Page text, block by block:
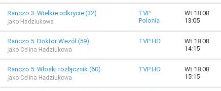
Ranczo 3: Wielkie odkrycie (32)
jako Hadziukowa
TVP
Polonia
Wt 18.08
13:05
Ranczo 5: Doktor Wezół (59)
jako Celina Hadziukowa
TVP HD
Wt 18.08
14:15
Ranczo 5: Włoski rozłącznik (60)
jako Celina Hadziukowa
TVP HD
Wt 18.08
15:15